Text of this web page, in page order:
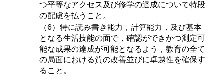
つ平等なアクセス及び修学の達成について特段
の配慮を払うこと。
（6）特に読み書き能力，計算能力，及び基本
となる生活技能の面で，確認ができかつ測定可
能な成果の達成が可能となるよう，教育の全て
の局面における質の改善並びに卓越性を確保す
ること。